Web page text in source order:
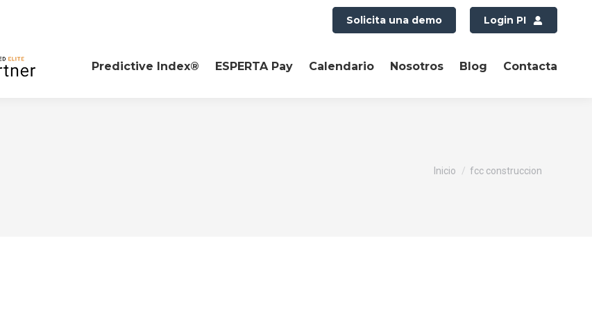
Solicita una demo Login PI
Predictive Index® ESPERTA Pay Calendario Nosotros Blog Contacta
Estás aquí:
Inicio fcc construccion